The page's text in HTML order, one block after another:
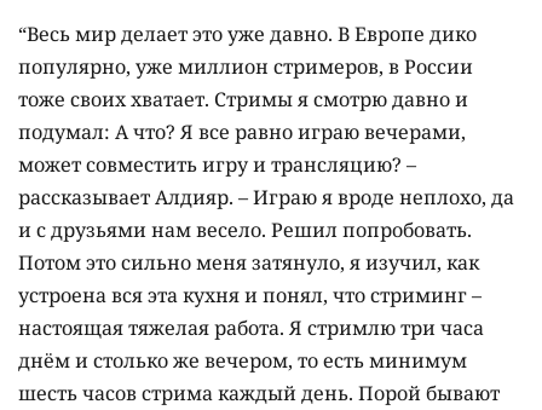
“Весь мир делает это уже давно. В Европе дико
популярно, уже миллион стримеров, в России
тоже своих хватает. Стримы я смотрю давно и
подумал: А что? Я все равно играю вечерами,
может совместить игру и трансляцию? –
рассказывает Алдияр. – Играю я вроде неплохо, да
и с друзьями нам весело. Решил попробовать.
Потом это сильно меня затянуло, я изучил, как
устроена вся эта кухня и понял, что стриминг –
настоящая тяжелая работа. Я стримлю три часа
днём и столько же вечером, то есть минимум
шесть часов стрима каждый день. Порой бывают